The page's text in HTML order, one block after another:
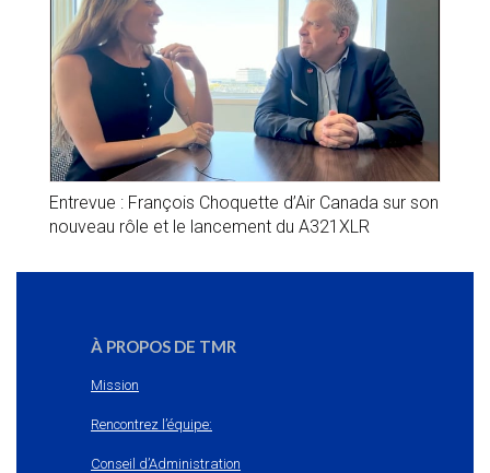
Entrevue : François Choquette d’Air Canada sur son
nouveau rôle et le lancement du A321XLR
À PROPOS DE TMR
Mission
Rencontrez l’équipe:
Conseil d’Administration